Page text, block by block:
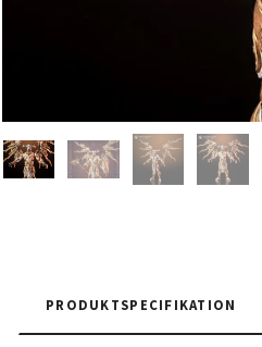
PRODUKTSPECIFIKATION